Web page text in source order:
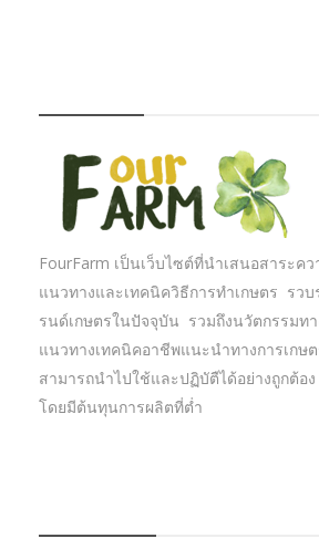
FourFarm เป็นเว็บไซต์ที่นำเสนอสาระค
แนวทางและเทคนิควิธีการทำเกษตร รว
รนด์เกษตรในปัจจุบัน รวมถึงนวัตกรรมทา
แนวทางเทคนิคอาชีพแนะนำทางการเกษต
สามารถนำไปใช้และปฏิบัตืได้อย่างถูกต้อ
โดยมีต้นทุนการผลิตที่ต่ำ